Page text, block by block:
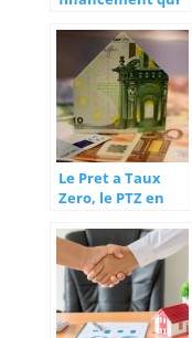
actuellement
Le Pret a Taux
Zero, le PTZ en
vos avantages ?